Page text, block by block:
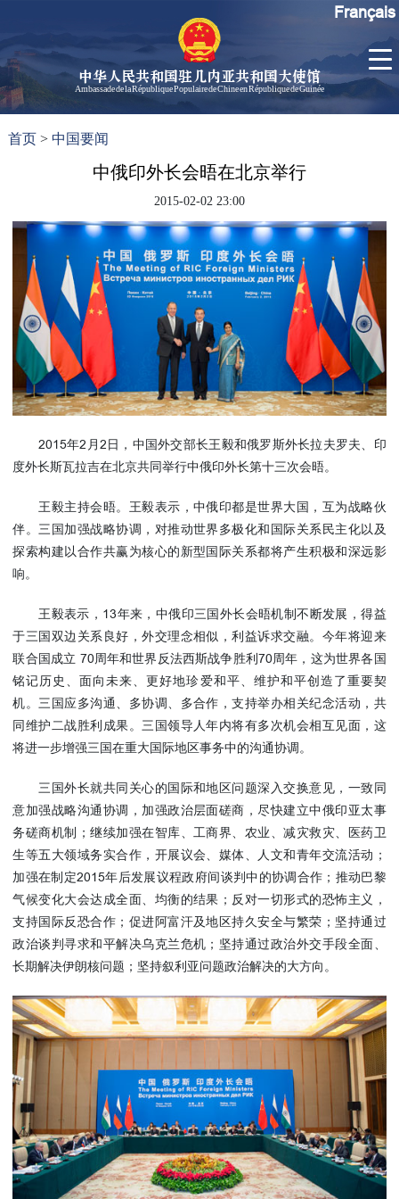
中华人民共和国驻几内亚共和国大使馆
Ambassade de la République Populaire de Chine en République de Guinée
大使信
使欢迎
辞
孙勇大
使简历
中国历
任驻几
内亚大
使
使馆信
息
使馆领
门负责
人
联系方
影
Français
首页 >中国要闻
中俄印外长会晤在北京举行
2015-02-02 23:00
2015年2月2日，中国外交部长王毅和俄罗斯外长拉夫罗夫、印
度外长斯瓦拉吉在北京共同举行中俄印外长第十三次会晤。
王毅主持会晤。王毅表示，中俄印都是世界大国，互为战略伙
伴。三国加强战略协调，对推动世界多极化和国际关系民主化以及
探索构建以合作共赢为核心的新型国际关系都将产生积极和深远影
响。
王毅表示，13年来，中俄印三国外长会晤机制不断发展，得益
于三国双边关系良好，外交理念相似，利益诉求交融。今年将迎来
联合国成立 70周年和世界反法西斯战争胜利70周年，这为世界各国
铭记历史、面向未来、更好地珍爱和平、维护和平创造了重要契
机。三国应多沟通、多协调、多合作，支持举办相关纪念活动，共
同维护二战胜利成果。三国领导人年内将有多次机会相互见面，这
将进一步增强三国在重大国际地区事务中的沟通协调。
三国外长就共同关心的国际和地区问题深入交换意见，一致同
意加强战略沟通协调，加强政治层面磋商，尽快建立中俄印亚太事
务磋商机制；继续加强在智库、工商界、农业、减灾救灾、医药卫
生等五大领域务实合作，开展议会、媒体、人文和青年交流活动；
加强在制定2015年后发展议程政府间谈判中的协调合作；推动巴黎
气候变化大会达成全面、均衡的结果；反对一切形式的恐怖主义，
支持国际反恐合作；促进阿富汗及地区持久安全与繁荣；坚持通过
政治谈判寻求和平解决乌克兰危机；坚持通过政治外交手段全面、
长期解决伊朗核问题；坚持叙利亚问题政治解决的大方向。